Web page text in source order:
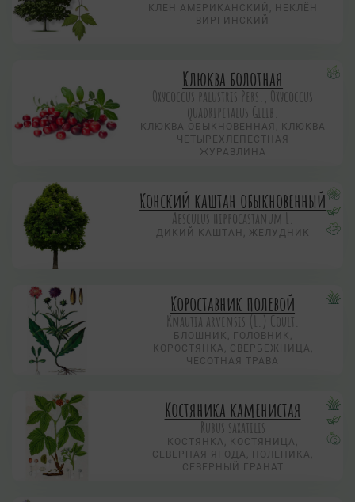
КЛЕН АМЕРИКАНСКИЙ, НЕКЛЁН
ВИРГИНСКИЙ
Клюква болотная
Охусоccus palustris Pers., Охусоccus
quadripetalus Gilib.
КЛЮКВА ОБЫКНОВЕННАЯ, КЛЮКВА
ЧЕТЫРЕХЛЕПЕСТНАЯ
ЖУРАВЛИНА
Конский каштан обыкновенный
Aesculus hippocastanum L.
ДИКИЙ КАШТАН, ЖЕЛУДНИК
Короставник полевой
Knautia arvensis (L.) Coult.
БЛОШНИК, ГОЛОВНИК,
КОРОСТЯНКА, СВЕРБЕЖНИЦА,
ЧЕСОТНАЯ ТРАВА
Костяника каменистая
Rubus saxatilis
КОСТЯНКА, КОСТЯНИЦА,
СЕВЕРНАЯ ЯГОДА, ПОЛЕНИКА,
СЕВЕРНЫЙ ГРАНАТ